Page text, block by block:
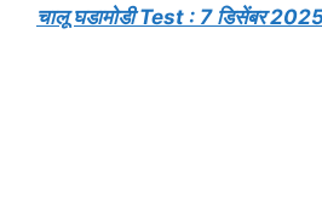
चालू घडामोडी Test : 7 डिसेंबर